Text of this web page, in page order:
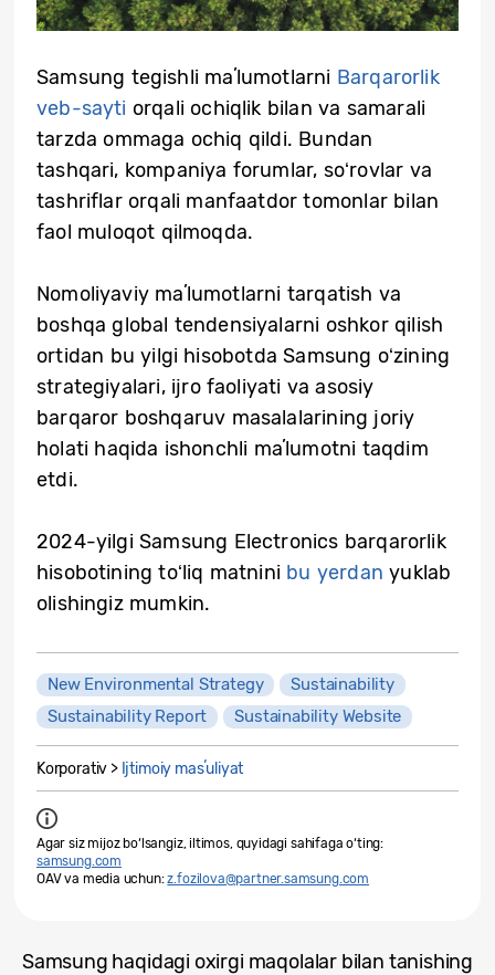
Samsung tegishli maʼlumotlarni Barqarorlik
veb-sayti orqali ochiqlik bilan va samarali
tarzda ommaga ochiq qildi. Bundan
tashqari, kompaniya forumlar, soʻrovlar va
tashriflar orqali manfaatdor tomonlar bilan
faol muloqot qilmoqda.
Nomoliyaviy maʼlumotlarni tarqatish va
boshqa global tendensiyalarni oshkor qilish
ortidan bu yilgi hisobotda Samsung oʻzining
strategiyalari, ijro faoliyati va asosiy
barqaror boshqaruv masalalarining joriy
holati haqida ishonchli maʼlumotni taqdim
etdi.
2024-yilgi Samsung Electronics barqarorlik
hisobotining toʻliq matnini bu yerdan yuklab
olishingiz mumkin.
New Environmental Strategy
Sustainability
Sustainability Report
Sustainability Website
Korporativ > Ijtimoiy masʼuliyat
Agar siz mijoz bo‘lsangiz, iltimos, quyidagi sahifaga o‘ting:
samsung.com
OAV va media uchun:z.fozilova@partner.samsung.com
Samsung haqidagi oxirgi maqolalar bilan tanishing